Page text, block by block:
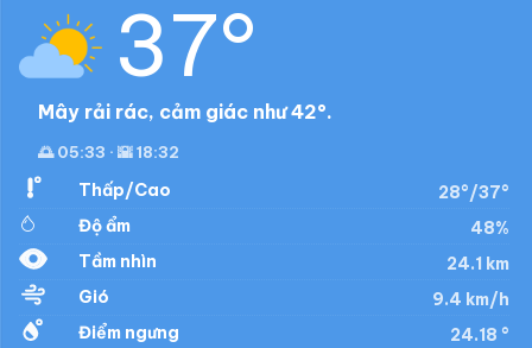
37°
Mây rải rác, cảm giác như 42°.
🌅 05:33 · 🌇 18:32
Thấp/Cao
28°/37°
Độ ẩm
48%
Tầm nhìn
24.1 km
Gió
9.4 km/h
Điểm ngưng
24.18 °